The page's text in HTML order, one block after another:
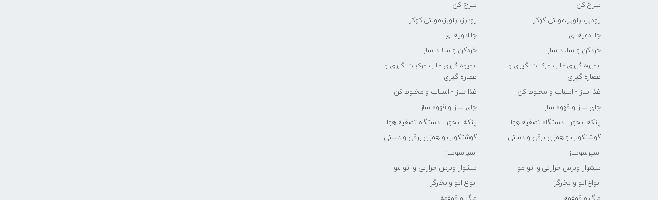
سرخ کن
زودپز، پلوپز،مولتی کوکر
جا ادویه ای
خردکن و سالاد ساز
ابمیوه گیری - اب مرکبات گیری و
عصاره گیری
غذا ساز - اسیاب و مخلوط کن
چای ساز و قهوه ساز
پنکه- بخور - دستگاه تصفیه هوا
گوشتکوب و همزن برقی و دستی
اسپرسوساز
سشوار وبرس حرارتی و اتو مو
انواع اتو و بخارگر
سرخ کن
زودپز، پلوپز،مولتی کوکر
جا ادویه ای
خردکن و سالاد ساز
ابمیوه گیری - اب مرکبات گیری و
عصاره گیری
غذا ساز - اسیاب و مخلوط کن
چای ساز و قهوه ساز
پنکه- بخور - دستگاه تصفیه هوا
گوشتکوب و همزن برقی و دستی
اسپرسوساز
سشوار وبرس حرارتی و اتو مو
انواع اتو و بخارگر